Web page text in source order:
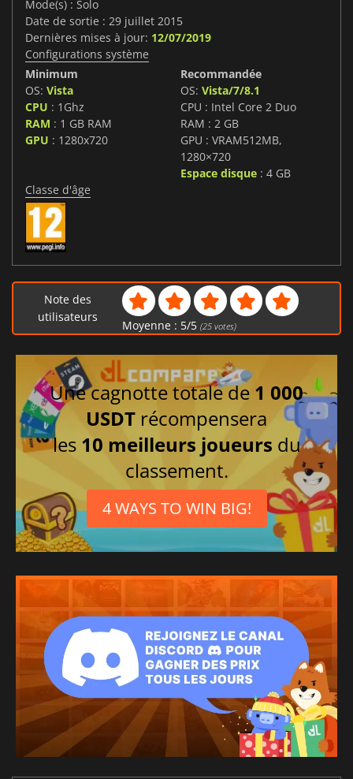
Mode(s) : Solo
Date de sortie : 29 juillet 2015
Dernières mises à jour: 12/07/2019
Configurations système
Minimum
OS: Vista
CPU : 1Ghz
RAM : 1 GB RAM
GPU : 1280x720
Recommandée
OS: Vista/7/8.1
CPU : Intel Core 2 Duo
RAM : 2 GB
GPU : VRAM512MB,
1280×720
Espace disque : 4 GB
Classe d'âge
Note des
utilisateurs
Moyenne : 5/5 (25votes)
Une cagnotte totale de 1 000
USDT récompensera
les 10 meilleurs joueurs du
classement.
4 WAYS TO WIN BIG!